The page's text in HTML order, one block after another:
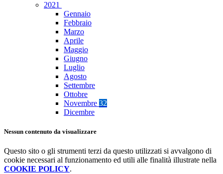
2021
Gennaio
Febbraio
Marzo
Aprile
Maggio
Giugno
Luglio
Agosto
Settembre
Ottobre
Novembre 32
Dicembre
Nessun contenuto da visualizzare
Questo sito o gli strumenti terzi da questo utilizzati si avvalgono di
cookie necessari al funzionamento ed utili alle finalità illustrate nella
COOKIE POLICY.